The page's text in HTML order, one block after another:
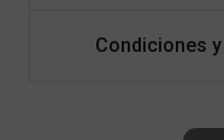
Condiciones